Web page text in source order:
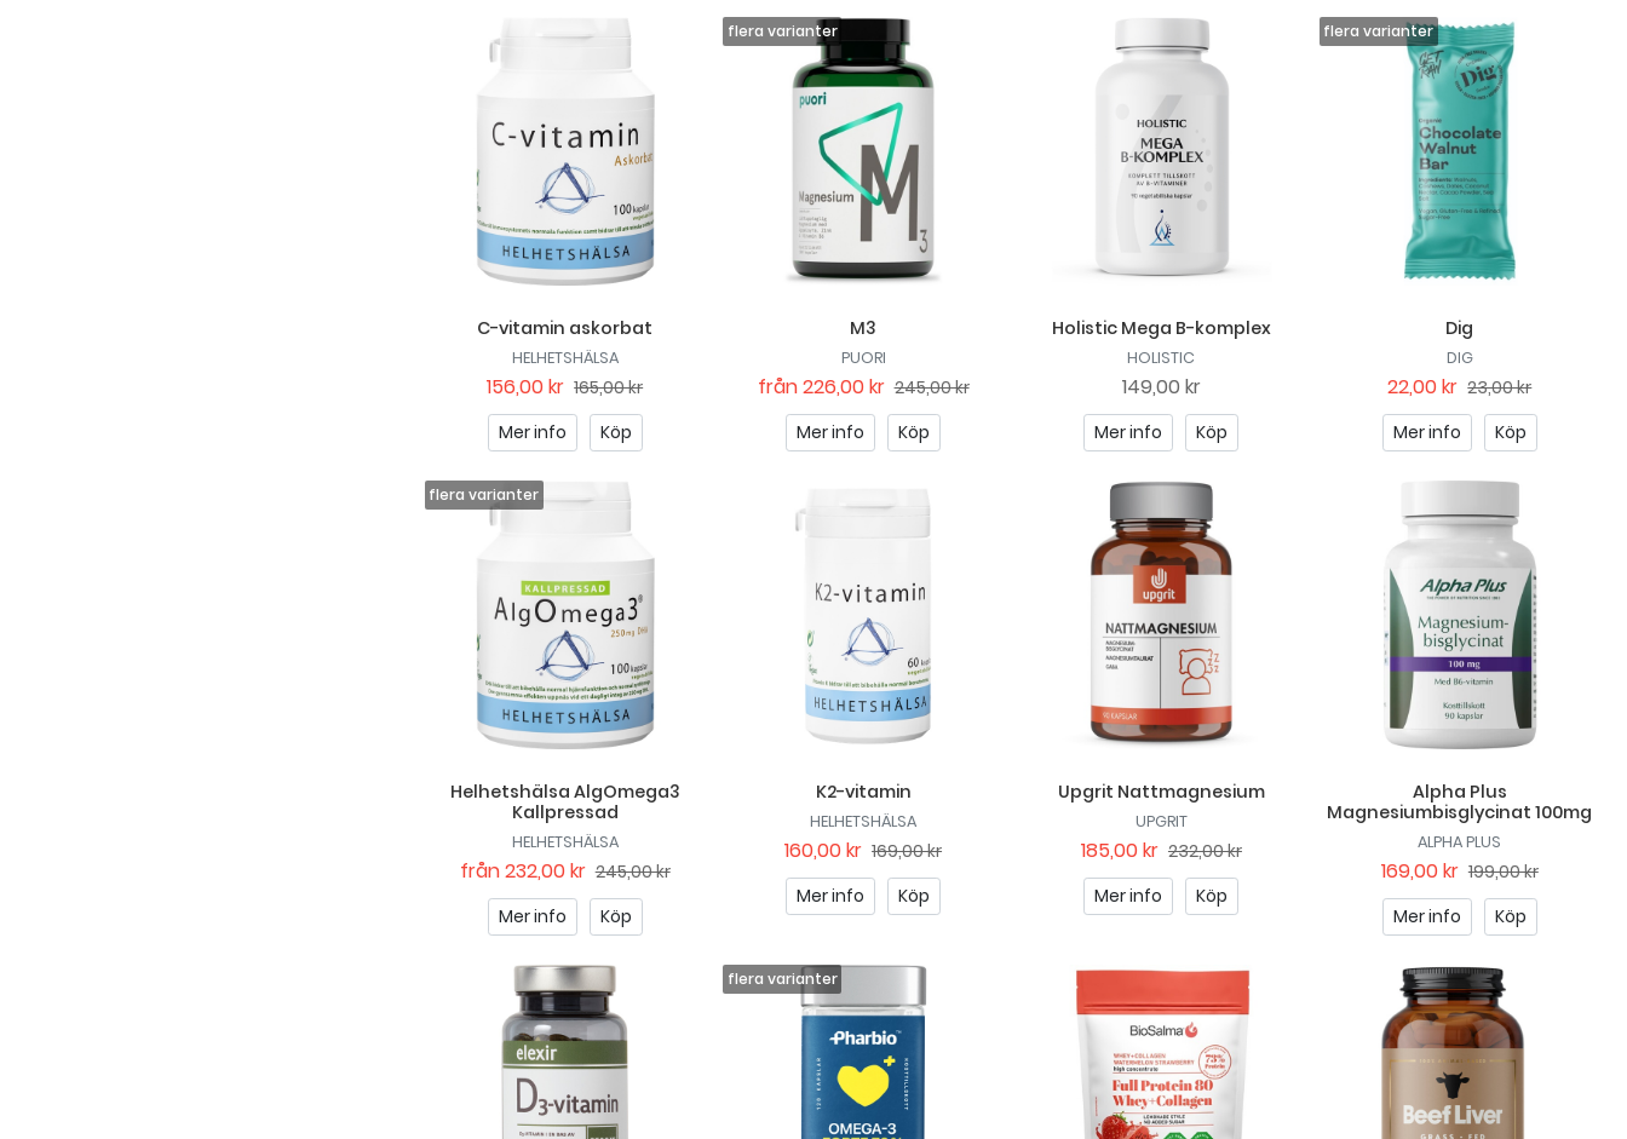
C-vitamin askorbat
HELHETSHÄLSA
156,00 kr 165,00 kr
Mer info
Köp
M3
PUORI
från226,00 kr 245,00 kr
Mer info
Köp
Holistic Mega B-komplex
HOLISTIC
149,00 kr
Mer info Köp
Dig
DIG
22,00 kr 23,00 kr
Mer info
Köp
Helhetshälsa AlgOmega3
Kallpressad
HELHETSHÄLSA
från232,00 kr 245,00 kr
Mer info
Köp
K2-vitamin
HELHETSHÄLSA
160,00 kr 169,00 kr
Mer info
Köp
Upgrit Nattmagnesium
UPGRIT
185,00 kr 232,00 kr
Mer info
Köp
Alpha Plus
Magnesiumbisglycinat 100mg
ALPHA PLUS
169,00 kr 199,00 kr
Mer info
Köp